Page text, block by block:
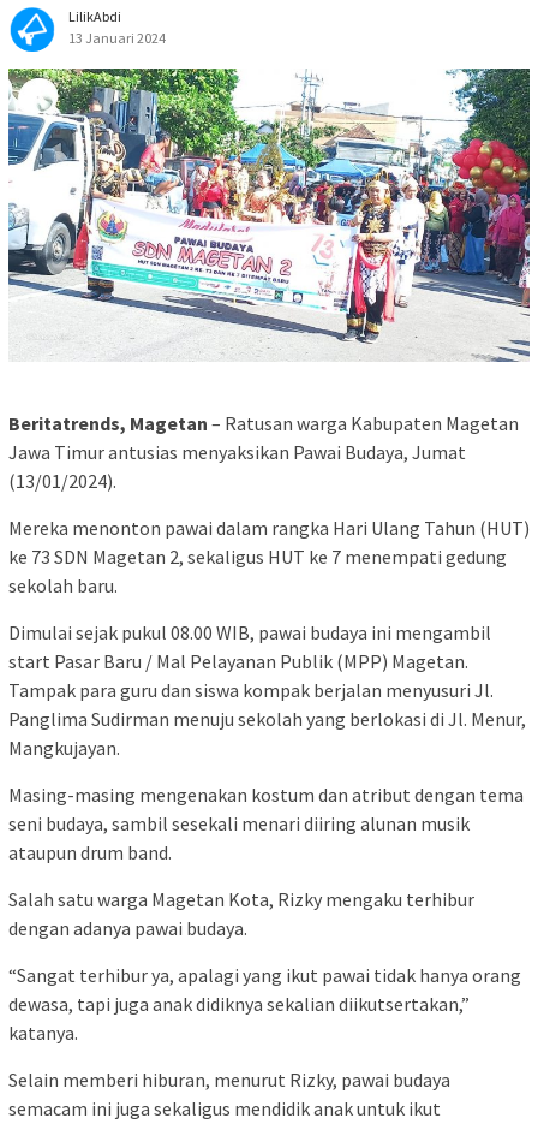
LilikAbdi
13 Januari 2024
Beritatrends, Magetan – Ratusan warga Kabupaten Magetan
Jawa Timur antusias menyaksikan Pawai Budaya, Jumat
(13/01/2024).
Mereka menonton pawai dalam rangka Hari Ulang Tahun (HUT)
ke 73 SDN Magetan 2, sekaligus HUT ke 7 menempati gedung
sekolah baru.
Dimulai sejak pukul 08.00 WIB, pawai budaya ini mengambil
start Pasar Baru / Mal Pelayanan Publik (MPP) Magetan.
Tampak para guru dan siswa kompak berjalan menyusuri Jl.
Panglima Sudirman menuju sekolah yang berlokasi di Jl. Menur,
Mangkujayan.
Masing-masing mengenakan kostum dan atribut dengan tema
seni budaya, sambil sesekali menari diiring alunan musik
ataupun drum band.
Salah satu warga Magetan Kota, Rizky mengaku terhibur
dengan adanya pawai budaya.
“Sangat terhibur ya, apalagi yang ikut pawai tidak hanya orang
dewasa, tapi juga anak didiknya sekalian diikutsertakan,”
katanya.
Selain memberi hiburan, menurut Rizky, pawai budaya
semacam ini juga sekaligus mendidik anak untuk ikut